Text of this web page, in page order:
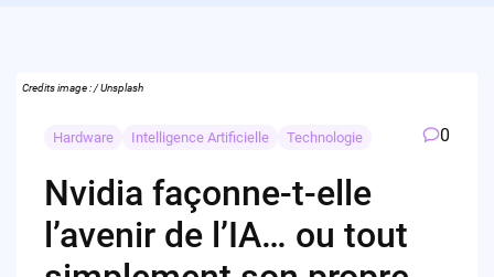
Credits image : / Unsplash
Hardware Intelligence Artificielle Technologie 0
Nvidia façonne-t-elle
l’avenir de l’IA… ou tout